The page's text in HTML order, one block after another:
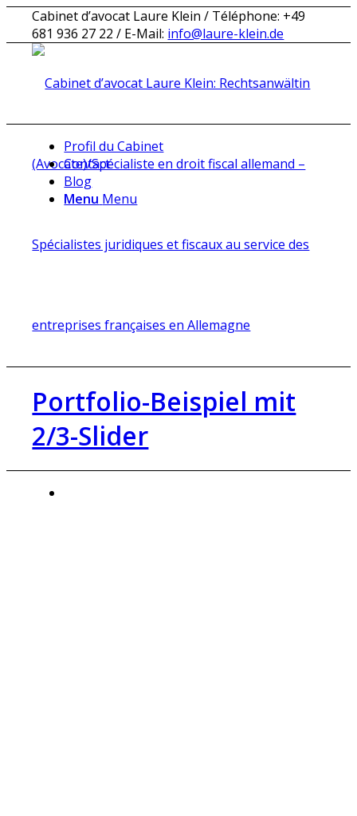
Cabinet d’avocat Laure Klein / Téléphone: +49
681 936 27 22 / E-Mail: info@laure-klein.de
Profil du Cabinet
Contact
Blog
Menu Menu
Portfolio-Beispiel mit
2/3-Slider